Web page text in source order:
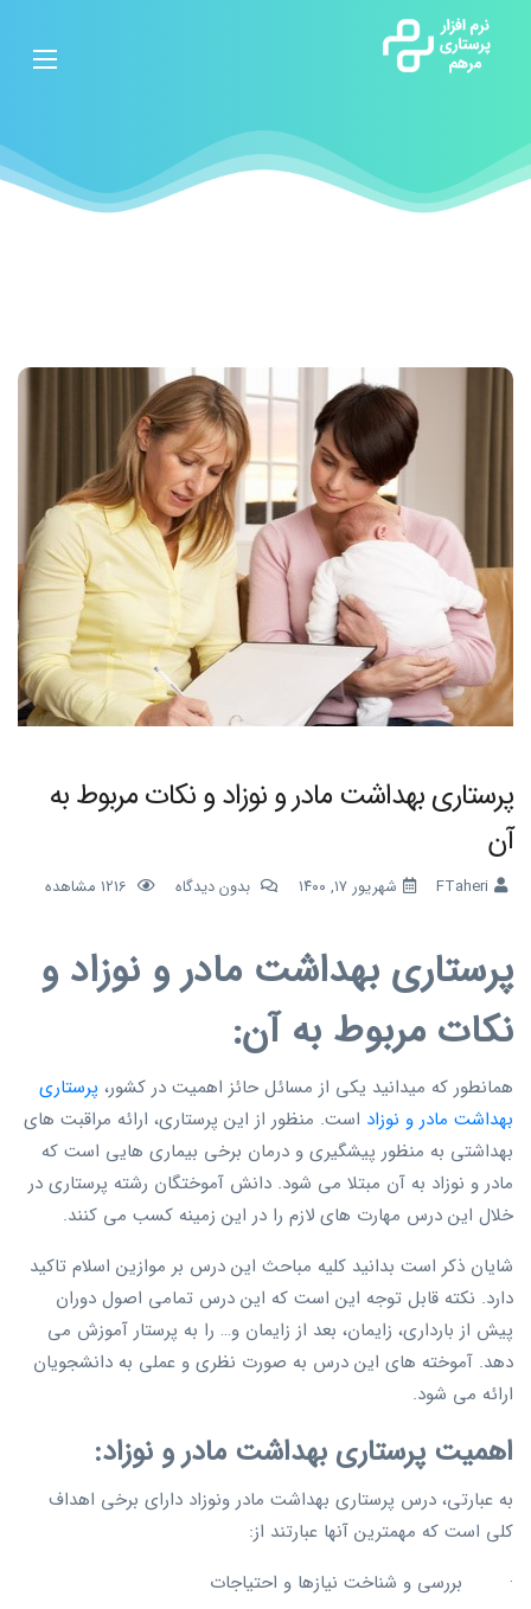
پرستاری بهداشت مادر و نوزاد و نکات مربوط به
آن
FTaheri شهریور ۱۷, ۱۴۰۰ بدون دیدگاه مشاهده
پرستاری بهداشت مادر و نوزاد و
نکات مربوط به آن:
همانطور که میدانید یکی از مسائل حائز اهمیت در کشور، پرستاری
بهداشت مادر و نوزاد است. منظور از این پرستاری، ارائه مراقبت های
بهداشتی به منظور پیشگیری و درمان برخی بیماری هایی است که
مادر و نوزاد به آن مبتلا می شود. دانش آموختگان رشته پرستاری در
خلال این درس مهارت های لازم را در این زمینه کسب می کنند.
شایان ذکر است بدانید کلیه مباحث این درس بر موازین اسلام تاکید
دارد. نکته قابل توجه این است که این درس تمامی اصول دوران
پیش از بارداری، زایمان، بعد از زایمان و… را به پرستار آموزش می
دهد. آموخته های این درس به صورت نظری و عملی به دانشجویان
ارائه می شود.
اهمیت پرستاری بهداشت مادر و نوزاد:
به عبارتی، درس پرستاری بهداشت مادر ونوزاد دارای برخی اهداف
کلی است که مهمترین آنها عبارتند از:
· بررسی و شناخت نیازها و احتیاجات